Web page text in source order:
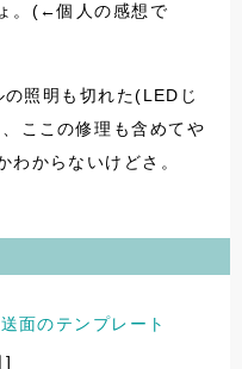
。(←個人の感想で
照明も切れた(LEDじ
ここの修理も含めてや
わからないけどさ。
面のテンプレート
]